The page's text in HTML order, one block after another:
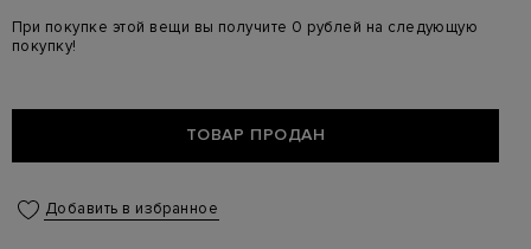
При покупке этой вещи вы получите 0 рублей на следующую
покупку!
ТОВАР ПРОДАН
Добавить в избранное